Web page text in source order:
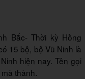
Bắc- Thời kỳ Hồng
15 bộ, bộ Vũ Ninh là
hiện nay. Tên gọi
thành.